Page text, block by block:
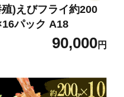
)えびフライ約200
パック A18
90,000円